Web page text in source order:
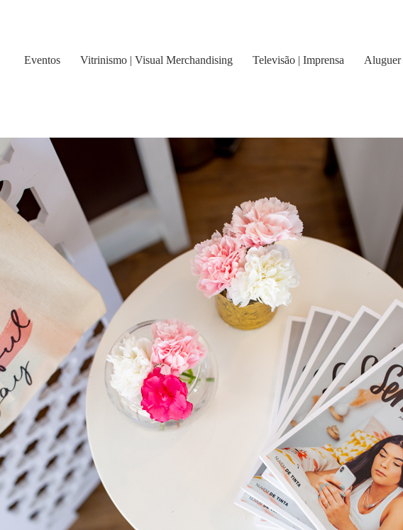
Eventos Vitrinismo | Visual Merchandising Televisão | Imprensa Aluguer